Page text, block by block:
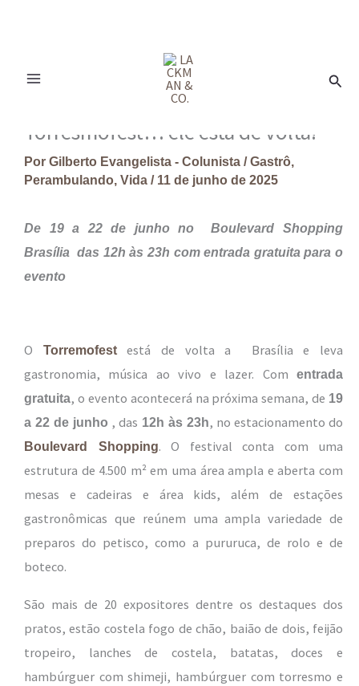
Torresmofest… ele está de volta!
Por Gilberto Evangelista - Colunista /Gastrô,
Perambulando, Vida / 11 de junho de 2025
De 19 a 22 de junho no Boulevard Shopping
Brasília das 12h às 23h com entrada gratuita para o
evento
O Torremofest
está de volta a Brasília e leva
gastronomia, música ao vivo e lazer. Com entrada
gratuita, o evento acontecerá na próxima semana, de 19
a 22 de junho , das 12h às 23h, no estacionamento do
Boulevard Shopping. O festival conta com uma
estrutura de 4.500 m² em uma área ampla e aberta com
mesas e cadeiras e área kids, além de estações
gastronômicas que reúnem uma ampla variedade de
preparos do petisco, como a pururuca, de rolo e de
boteco.
São mais de 20 expositores dentre os destaques dos
pratos, estão costela fogo de chão, baião de dois, feijão
tropeiro, lanches de costela, batatas, doces e
hambúrguer com shimeji, hambúrguer com torresmo e